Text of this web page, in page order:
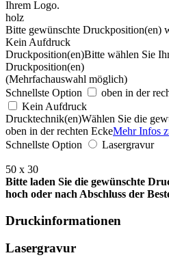
holz
Bitte gewünschte Druckposition(en)
Kein Aufdruck
Druckposition(en)Bitte wählen Sie
Druckposition(en)
(Mehrfachauswahl möglich)
Schnellste Option
oben in der
Kein Aufdruck
Drucktechnik(en)Wählen Sie die
oben in der rechten EckeMehr Infos
Schnellste Option
Lasergravur
50 x 30
Bitte laden Sie die gewünschte
hoch oder nach Abschluss der
Druckinformationen
Lasergravur